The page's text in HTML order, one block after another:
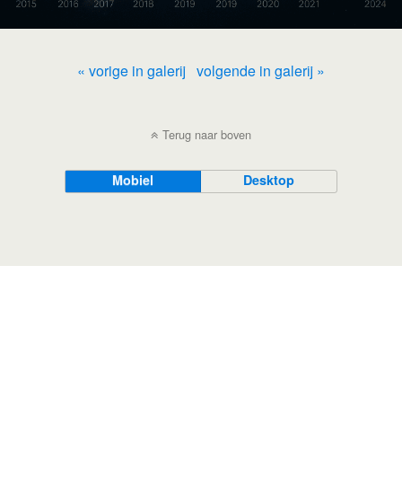
« vorige in galerij volgende in galerij »
Terug naar boven
Mobiel Desktop